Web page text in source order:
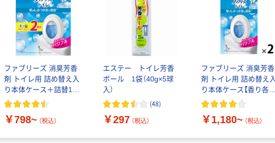
ファブリーズ 消臭芳香
剤 トイレ用 詰め替え入
り本体ケース＋詰替1個
入り【香り各種】
￥798~ （税込）
エステー トイレ芳香
ボール 1袋（40g×5球
入）
(48)
￥297 （税込）
ファブリーズ 消臭芳香
剤 トイレ用 詰め替え入
り本体ケース【香り各
種】
￥1,180~ （税込）